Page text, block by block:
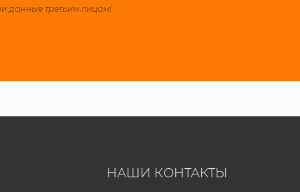
данные третьим лицам!
НАШИ КОНТАКТЫ